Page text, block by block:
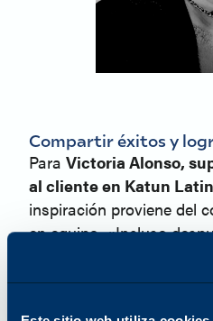
Compartir éxitos y
Para Victoria Alonso,
al cliente en Katun
inspiración proviene del
en equipo. «Incluso
Katun, sigo motivada
ayudamos y el equipo